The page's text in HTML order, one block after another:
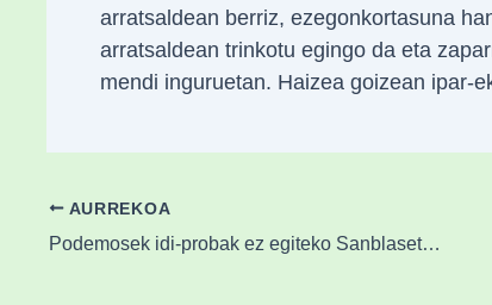
arratsaldean berriz, ezegonkortasuna
arratsaldean trinkotu egingo da eta
mendi inguruetan. Haizea goizean ipar-
AURREKOA
Podemosek idi-probak ez egiteko Sanblasetan eskatu du, Sanprudentzioetan bezala